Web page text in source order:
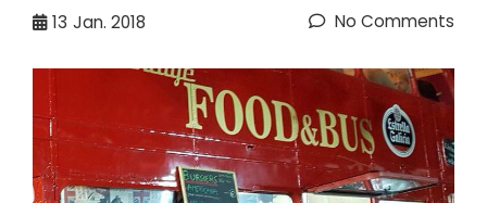
13 Jan. 2018 No Comments